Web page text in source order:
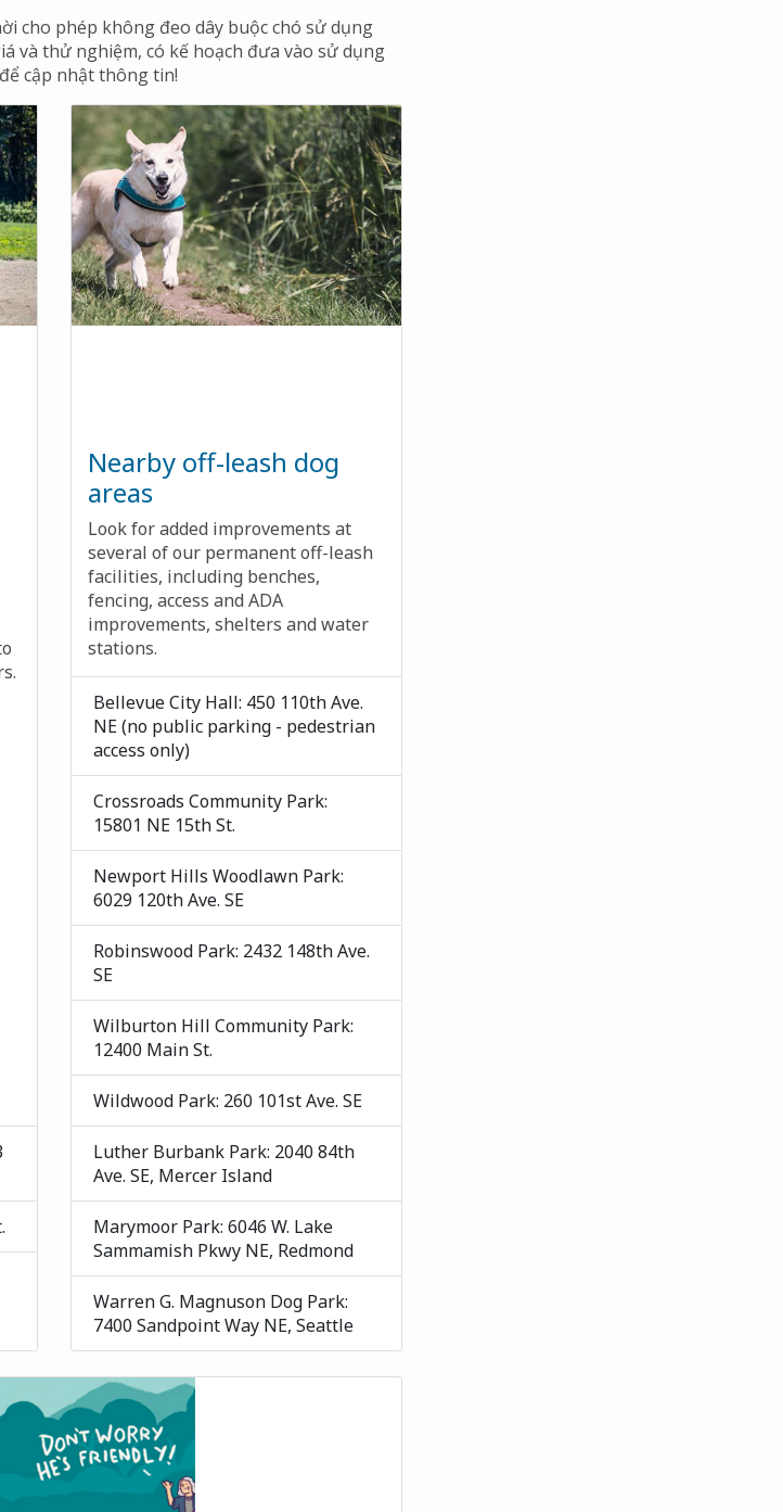
cho phép không đeo dây buộc chó sử dụng
và thử nghiệm, có kế hoạch đưa vào sử dụng
cập nhật thông tin!
Nearby off-leash dog
areas
Look for added improvements at
several of our permanent off-leash
facilities, including benches,
fencing, access and ADA
improvements, shelters and water
stations.
Bellevue City Hall: 450 110th Ave.
NE (no public parking - pedestrian
access only)
Crossroads Community Park:
15801 NE 15th St.
Newport Hills Woodlawn Park:
6029 120th Ave. SE
Robinswood Park: 2432 148th Ave.
SE
Wilburton Hill Community Park:
12400 Main St.
Wildwood Park: 260 101st Ave. SE
Luther Burbank Park: 2040 84th
Ave. SE, Mercer Island
Marymoor Park: 6046 W. Lake
Sammamish Pkwy NE, Redmond
Warren G. Magnuson Dog Park:
7400 Sandpoint Way NE, Seattle